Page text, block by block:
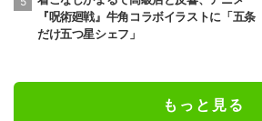
『呪術廻戦』牛角コラボイラストに「五条
だけ五つ星シェフ」
もっと見る